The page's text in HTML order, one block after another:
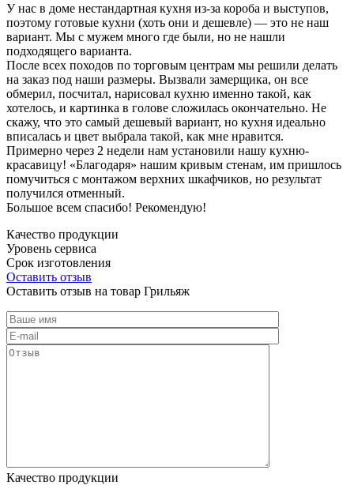
У нас в доме нестандартная кухня из-за короба и выступов,
поэтому готовые кухни (хоть они и дешевле) — это не наш
вариант. Мы с мужем много где были, но не нашли
подходящего варианта.
После всех походов по торговым центрам мы решили делать
на заказ под наши размеры. Вызвали замерщика, он все
обмерил, посчитал, нарисовал кухню именно такой, как
хотелось, и картинка в голове сложилась окончательно. Не
скажу, что это самый дешевый вариант, но кухня идеально
вписалась и цвет выбрала такой, как мне нравится.
Примерно через 2 недели нам установили нашу кухню-
красавицу! «Благодаря» нашим кривым стенам, им пришлось
помучиться с монтажом верхних шкафчиков, но результат
получился отменный.
Большое всем спасибо! Рекомендую!
Качество продукции
Уровень сервиса
Срок изготовления
Оставить отзыв
Оставить отзыв на товар Грильяж
Качество продукции